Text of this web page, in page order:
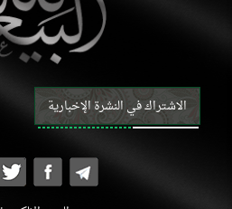
القضايا المستحدثة
الاشتراك في النشرة الإخبارية